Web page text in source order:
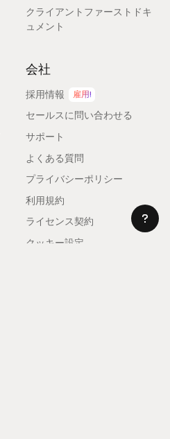
クライアントファーストドキ
ュメント
会社
採用情報 雇用!
セールスに問い合わせる
サポート
よくある質問
プライバシーポリシー
利用規約
ライセンス契約
クッキー設定